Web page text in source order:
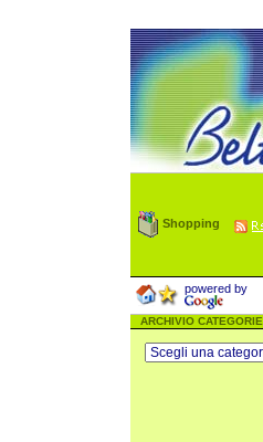
Shopping
powered by
ARCHIVIO CATEGORIE